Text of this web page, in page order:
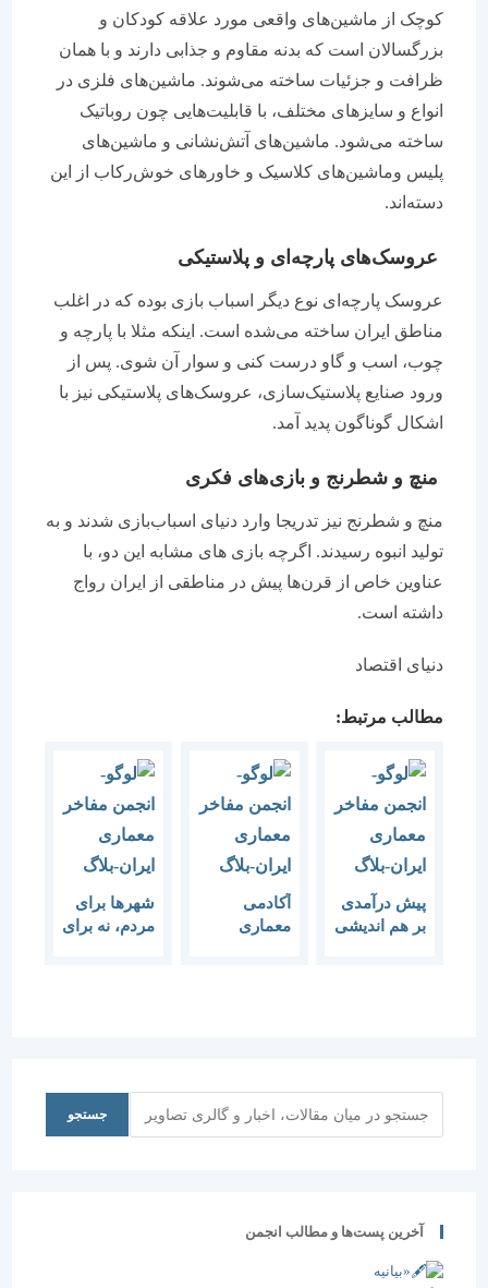
کوچک از ماشین‌های واقعی مورد علاقه کودکان و
بزرگسالان است که بدنه مقاوم و جذابی دارند و با همان
ظرافت و جزئیات ساخته می‌شوند. ماشین‌های فلزی در
انواع و سایزهای مختلف، با قابلیت‌هایی چون روباتیک
ساخته می‌شود. ماشین‌های آتش‌نشانی و ماشین‌های
پلیس وماشین‌های کلاسیک و خاورهای خوش‌رکاب از این
دسته‌اند.
عروسک‌های پارچه‌ای و پلاستیکی
عروسک‌ پارچه‌ای نوع دیگر اسباب بازی بوده که در اغلب
مناطق ایران ساخته می‌شده است. اینکه مثلا با پارچه و
چوب، اسب و گاو درست کنی و سوار آن شوی. پس از
ورود صنایع پلاستیک‌سازی، عروسک‌های پلاستیکی نیز با
اشکال گوناگون پدید آمد.
منچ و شطرنج و بازی‌های فکری
منچ و شطرنج نیز تدریجا وارد دنیای اسباب‌بازی‌ شدند و به
تولید انبوه رسیدند. اگرچه بازی های مشابه این دو، با
عناوین خاص از قرن‌ها پیش در مناطقی از ایران رواج
داشته است.
دنیای اقتصاد
مطالب مرتبط:
پیش درآمدی
بر هم اندیشی
آکادمی
معماری
شهرها برای
مردم، نه برای
جستجو
آخرین پست‌ها و مطالب انجمن